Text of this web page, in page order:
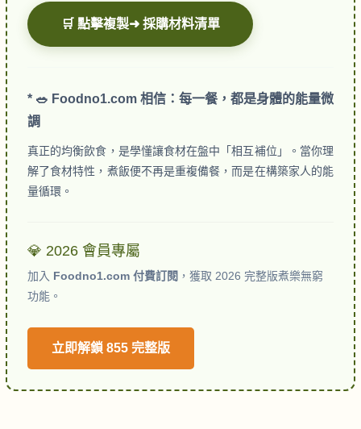
🛒 點擊複製➜ 採購材料清單
* 🥗 Foodno1.com 相信：每一餐，都是身體的能量微
調
真正的均衡飲食，是學懂讓食材在盤中「相互補位」。當你理
解了食材特性，煮飯便不再是重複備餐，而是在構築家人的能
量循環。
💎 2026 會員專屬
加入 Foodno1.com 付費訂閱 ，獲取 2026 完整版煮樂無窮
功能。
立即解鎖 855 完整版